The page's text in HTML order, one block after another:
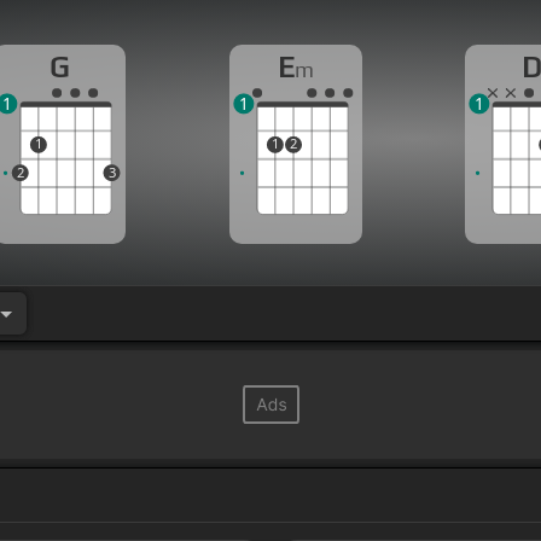
G
2
1
3
1
Em
1 2
1
D
1